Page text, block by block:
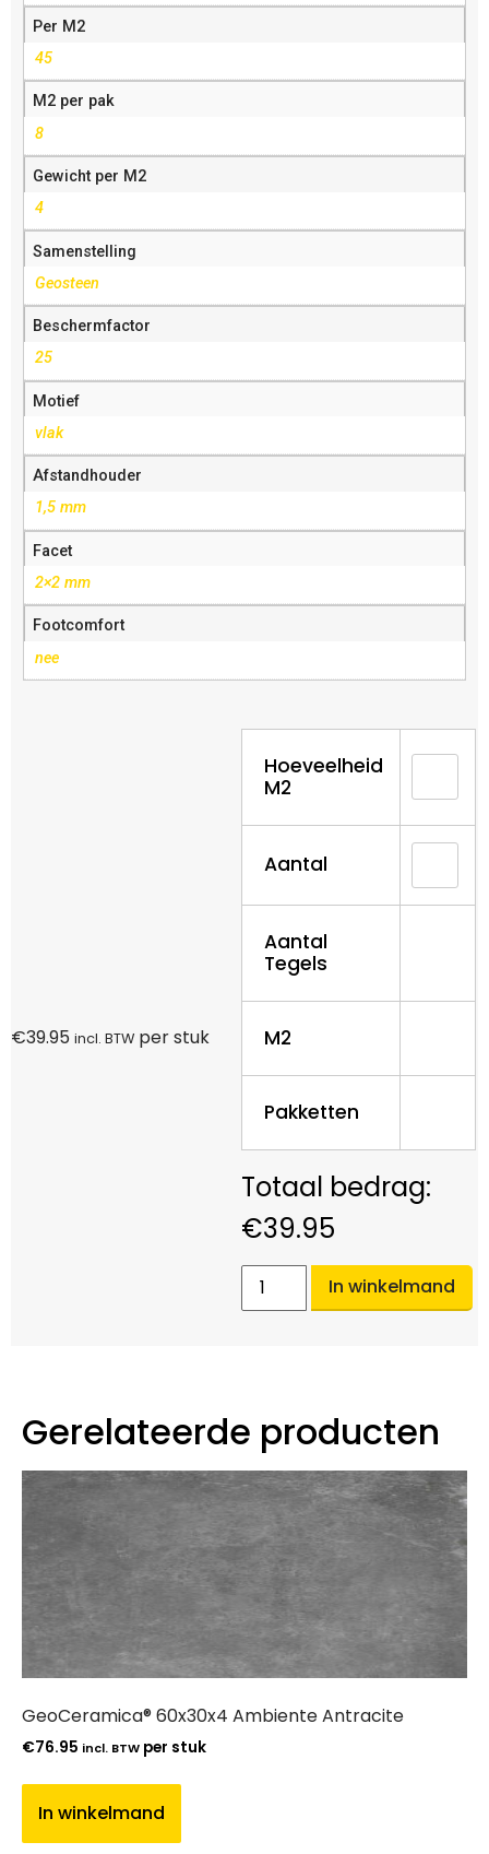
Per M2
45
M2 per pak
8
Gewicht per M2
4
Samenstelling
Geosteen
Beschermfactor
25
Motief
vlak
Afstandhouder
1,5 mm
Facet
2×2 mm
Footcomfort
nee
€39.95 incl. BTW per stuk
Hoeveelheid
M2
Aantal
Aantal
Tegels
M2
Pakketten
€39.95
In winkelmand
Gerelateerde producten
GeoCeramica® 60x30x4 Ambiente Antracite
€76.95 incl. BTW per stuk
In winkelmand